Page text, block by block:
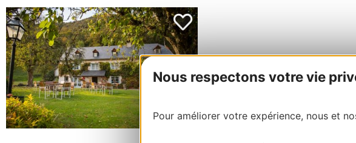
Nous respectons votre vie
Pour améliorer votre expérience, nous et